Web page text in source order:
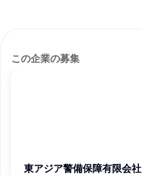
この企業の募集
東アジア警備保障有限会社